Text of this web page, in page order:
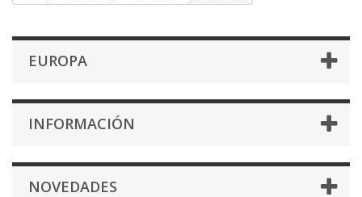
EUROPA
INFORMACIÓN
NOVEDADES